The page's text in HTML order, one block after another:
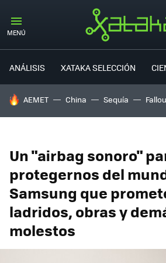
MENÚ
ANÁLISIS XATAKA SELECCIÓN
HOY SE HABLA DE
AEMET China Sequía
Un "airbag sonoro"
protegernos del
Samsung que
ladridos, obras y
molestos